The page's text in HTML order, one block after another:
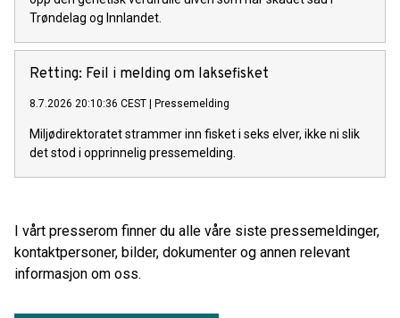
Trøndelag og Innlandet.
Retting: Feil i melding om laksefisket
8.7.2026 20:10:36 CEST Pressemelding
Miljødirektoratet strammer inn fisket i seks elver, ikke ni slik
det stod i opprinnelig pressemelding.
I vårt presserom finner du alle våre siste pressemeldinger,
kontaktpersoner, bilder, dokumenter og annen relevant
informasjon om oss.